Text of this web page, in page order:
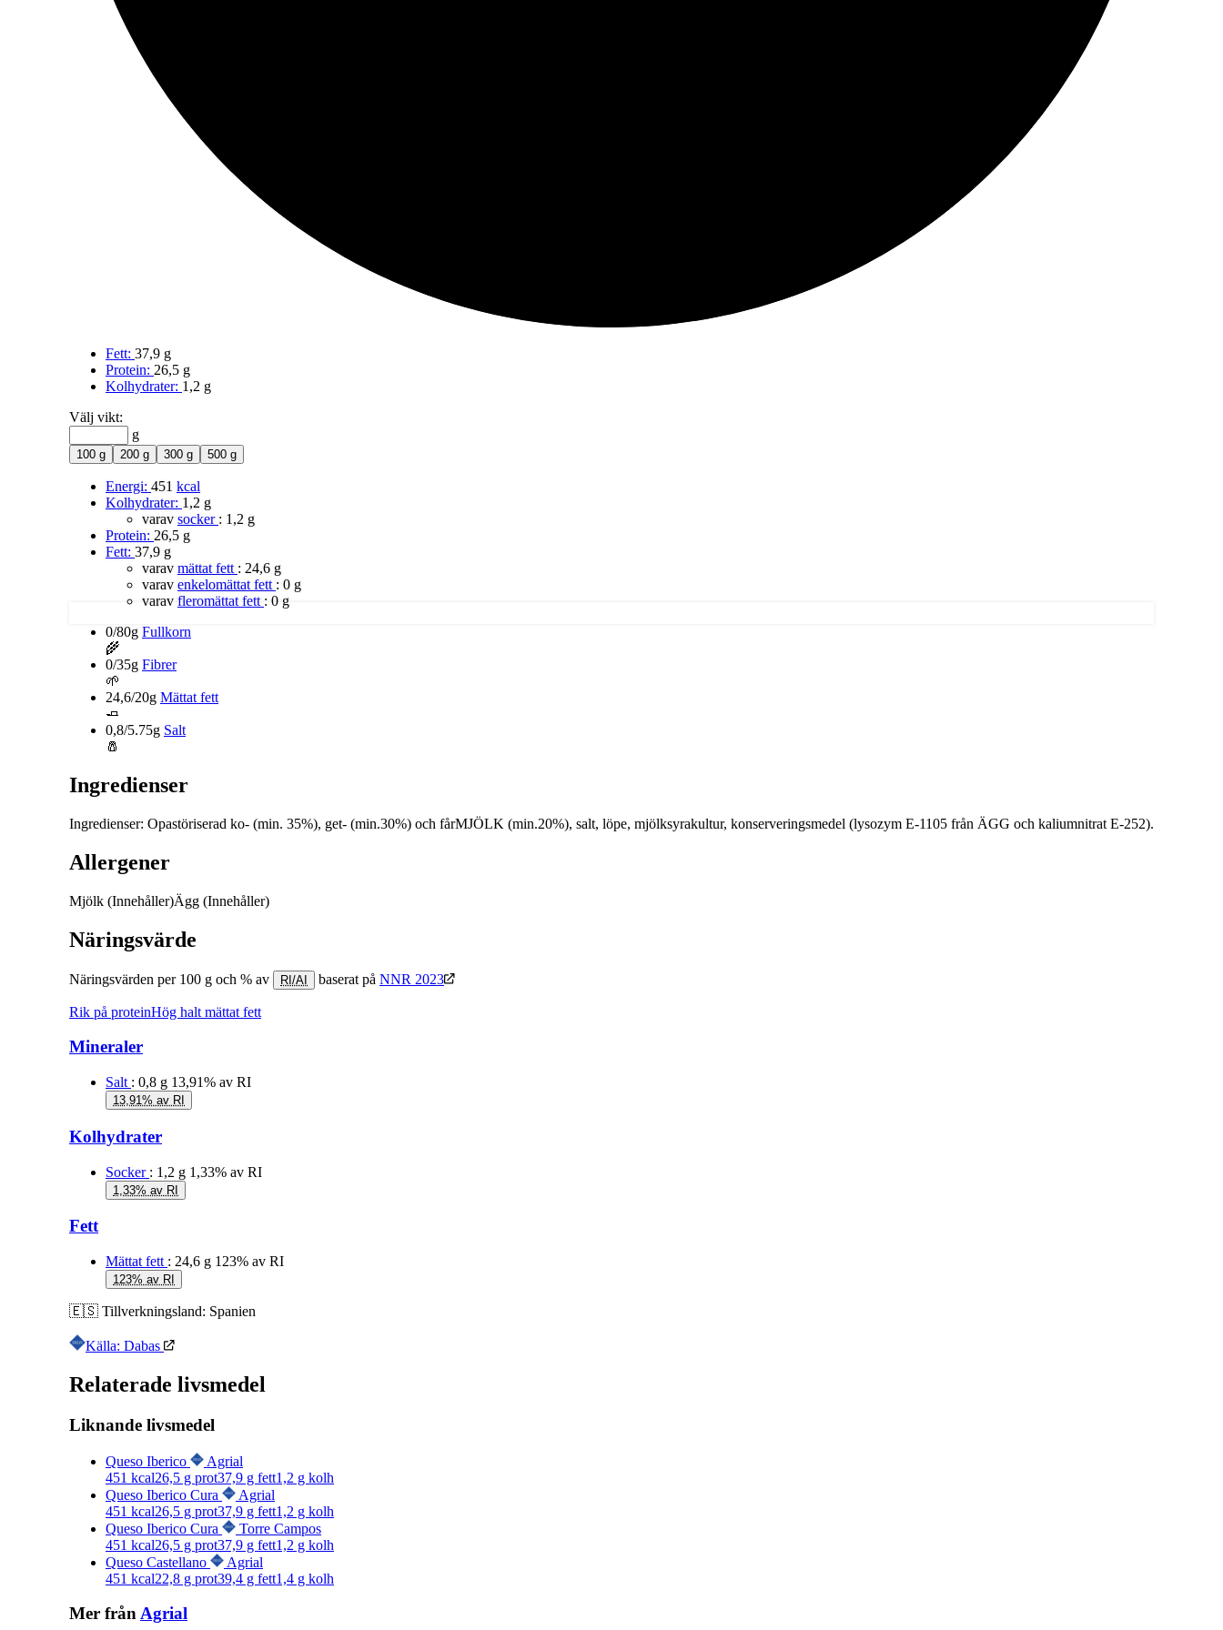
Fett: 37,9 g
Protein: 26,5 g
Kolhydrater: 1,2 g
Välj vikt:
g
100 g 200 g 300 g 500 g
Energi: 451 kcal
Kolhydrater: 1,2 g
varav socker : 1,2 g
Protein: 26,5 g
Fett: 37,9 g
varav mättat fett : 24,6 g
varav enkelomättat fett : 0 g
varav fleromättat fett : 0 g
0/80g Fullkorn
🌾
0/35g Fibrer
🌱
24,6/20g Mättat fett
🧈
0,8/5.75g Salt
🧂
Ingredienser
Ingredienser: Opastöriserad ko- (min. 35%), get- (min.30%) och fårMJÖLK (min.20%), salt, löpe, mjölksyrakultur, konserveringsmedel (lysozym E-1105 från ÄGG och kaliumnitrat E-252).
Allergener
Mjölk (Innehåller)Ägg (Innehåller)
Näringsvärde
Näringsvärden per 100 g och % av RI/AI baserat på NNR 2023
Rik på proteinHög halt mättat fett
Mineraler
Salt : 0,8 g 13,91% av RI
13,91% av RI
Kolhydrater
Socker : 1,2 g 1,33% av RI
1,33% av RI
Fett
Mättat fett : 24,6 g 123% av RI
123% av RI
🇪🇸 Tillverkningsland: Spanien
Källa: Dabas
Relaterade livsmedel
Liknande livsmedel
Queso Iberico
Agrial
451 kcal26,5 g prot37,9 g fett1,2 g kolh
Queso Iberico Cura
Agrial
451 kcal26,5 g prot37,9 g fett1,2 g kolh
Queso Iberico Cura
Torre Campos
451 kcal26,5 g prot37,9 g fett1,2 g kolh
Queso Castellano
Agrial
451 kcal22,8 g prot39,4 g fett1,4 g kolh
Mer frånAgrial